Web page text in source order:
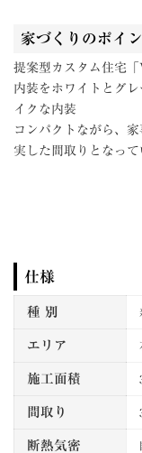
家づくりのポイ
提案型カスタム住宅「
内装をホワイトとグ
イクな内装
コンパクトながら、
実した間取りとなって
仕様
種 別
エリア
施工面積
間取り
断熱気密